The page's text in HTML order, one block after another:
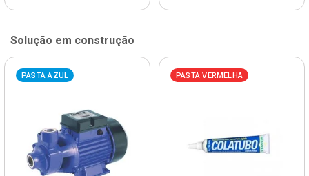
Solução em construção
PASTA AZUL PASTA VERMELHA